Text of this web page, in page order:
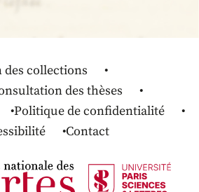
des collections
des thèses
Politique de confidentialité
Contact